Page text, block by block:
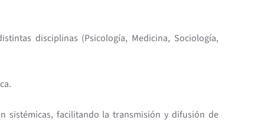
disciplinas (Psicología, Medicina, Sociología,
sistémicas, facilitando la transmisión y difusión de